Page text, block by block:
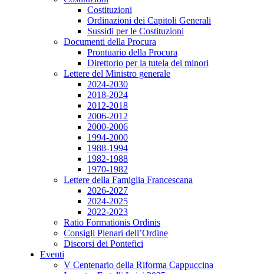
Costituzioni
Ordinazioni dei Capitoli Generali
Sussidi per le Costituzioni
Documenti della Procura
Prontuario della Procura
Direttorio per la tutela dei minori
Lettere del Ministro generale
2024-2030
2018-2024
2012-2018
2006-2012
2000-2006
1994-2000
1988-1994
1982-1988
1970-1982
Lettere della Famiglia Francescana
2026-2027
2024-2025
2022-2023
Ratio Formationis Ordinis
Consigli Plenari dell’Ordine
Discorsi dei Pontefici
Eventi
V Centenario della Riforma Cappuccina